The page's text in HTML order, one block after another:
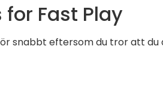
Fast Play
snabbt eftersom du tror att du